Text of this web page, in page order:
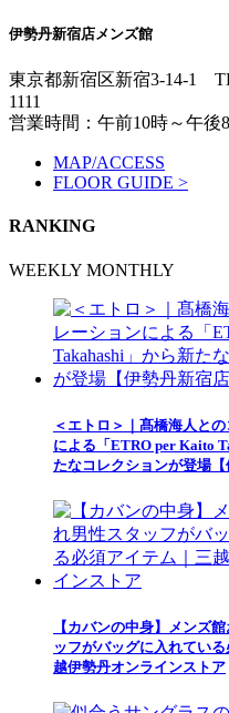
伊勢丹新宿店メンズ館
東京都新宿区新宿3-14-1
1111
営業時間：午前10時～午後
MAP/ACCESS
FLOOR GUIDE >
RANKING
WEEKLY MONTHLY
＜エトロ＞｜髙橋海人と
による「ETRO per Kaito
たなコレクションが登場【
【カバンの中身】メンズ
ッフがバッグに入れてい
越伊勢丹オンラインストア